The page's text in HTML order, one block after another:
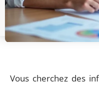
Vous cherchez des